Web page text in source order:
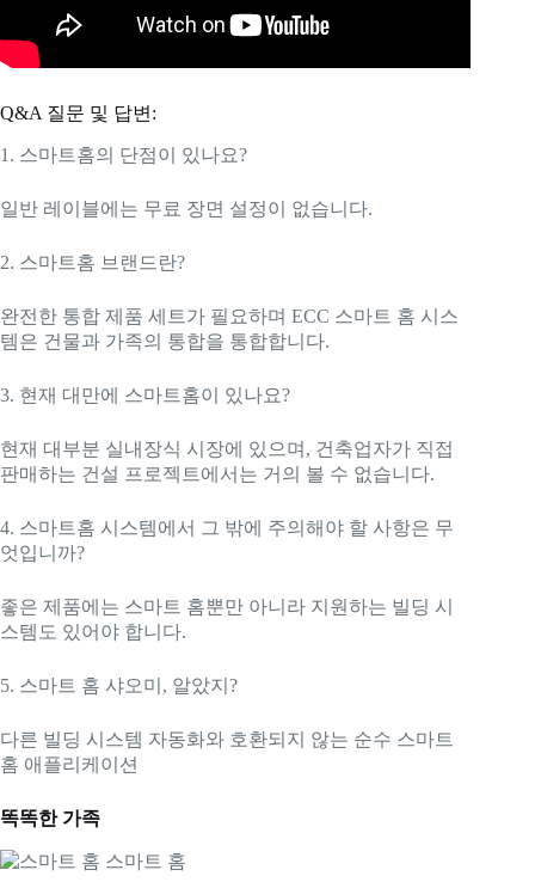
Q&A 질문 및 답변:
1. 스마트홈의 단점이 있나요?
일반 레이블에는 무료 장면 설정이 없습니다.
2. 스마트홈 브랜드란?
완전한 통합 제품 세트가 필요하며 ECC 스마트 홈 시스
템은 건물과 가족의 통합을 통합합니다.
3. 현재 대만에 스마트홈이 있나요?
현재 대부분 실내장식 시장에 있으며, 건축업자가 직접
판매하는 건설 프로젝트에서는 거의 볼 수 없습니다.
4. 스마트홈 시스템에서 그 밖에 주의해야 할 사항은 무
엇입니까?
좋은 제품에는 스마트 홈뿐만 아니라 지원하는 빌딩 시
스템도 있어야 합니다.
5. 스마트 홈 샤오미, 알았지?
다른 빌딩 시스템 자동화와 호환되지 않는 순수 스마트
홈 애플리케이션
똑똑한 가족